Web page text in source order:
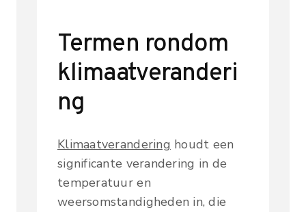
Termen rondom
klimaatveranderi
ng
Klimaatverandering houdt een
significante verandering in de
temperatuur en
weersomstandigheden in, die